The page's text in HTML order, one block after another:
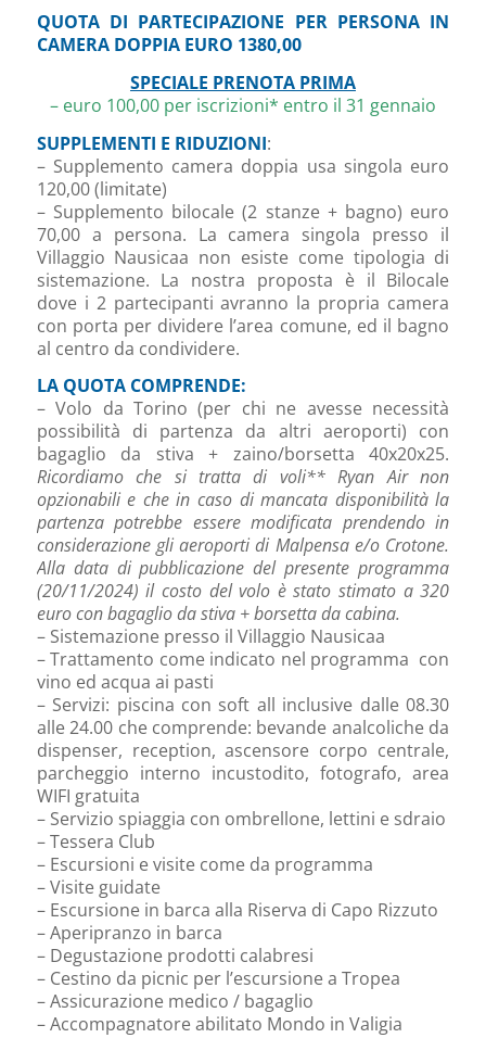
QUOTA DI PARTECIPAZIONE PER PERSONA IN
CAMERA DOPPIA EURO 1380,00
SPECIALE PRENOTA PRIMA
– euro 100,00 per iscrizioni* entro il 31 gennaio
SUPPLEMENTI E RIDUZIONI:
– Supplemento camera doppia usa singola euro
120,00 (limitate)
– Supplemento bilocale (2 stanze + bagno) euro
70,00 a persona. La camera singola presso il
Villaggio Nausicaa non esiste come tipologia di
sistemazione. La nostra proposta è il Bilocale
dove i 2 partecipanti avranno la propria camera
con porta per dividere l’area comune, ed il bagno
al centro da condividere.
LA QUOTA COMPRENDE:
– Volo da Torino (per chi ne avesse necessità
possibilità di partenza da altri aeroporti) con
bagaglio da stiva + zaino/borsetta 40x20x25.
Ricordiamo che si tratta di voli** Ryan Air non
opzionabili e che in caso di mancata disponibilità la
partenza potrebbe essere modificata prendendo in
considerazione gli aeroporti di Malpensa e/o Crotone.
Alla data di pubblicazione del presente programma
(20/11/2024) il costo del volo è stato stimato a 320
euro con bagaglio da stiva + borsetta da cabina.
– Sistemazione presso il Villaggio Nausicaa
– Trattamento come indicato nel programma con
vino ed acqua ai pasti
– Servizi: piscina con soft all inclusive dalle 08.30
alle 24.00 che comprende: bevande analcoliche da
dispenser, reception, ascensore corpo centrale,
parcheggio interno incustodito, fotografo, area
WIFI gratuita
– Servizio spiaggia con ombrellone, lettini e sdraio
– Tessera Club
– Escursioni e visite come da programma
– Visite guidate
– Escursione in barca alla Riserva di Capo Rizzuto
– Aperipranzo in barca
– Degustazione prodotti calabresi
– Cestino da picnic per l’escursione a Tropea
– Assicurazione medico / bagaglio
– Accompagnatore abilitato Mondo in Valigia